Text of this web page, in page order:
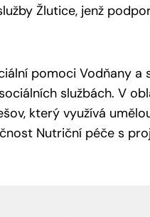
Žlutice, jenž
pomoci Vodňany a
službách. V
který využívá
Nutriční péče s